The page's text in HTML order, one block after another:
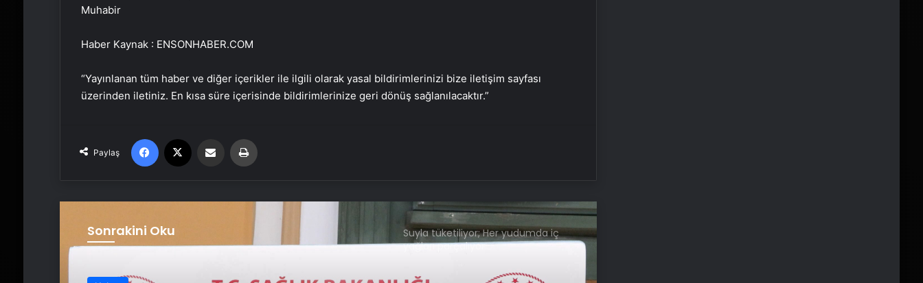
Muhabir
Haber Kaynak : ENSONHABER.COM
“Yayınlanan tüm haber ve diğer içerikler ile ilgili olarak yasal bildirimlerinizi bize iletişim sayfası
üzerinden iletiniz. En kısa süre içerisinde bildirimlerinize geri dönüş sağlanılacaktır.”
Paylaş
Facebook Email'den paylaş
Sonrakini Oku
Meydanlarda ‘kilo kontrolü’
uygulaması başladı